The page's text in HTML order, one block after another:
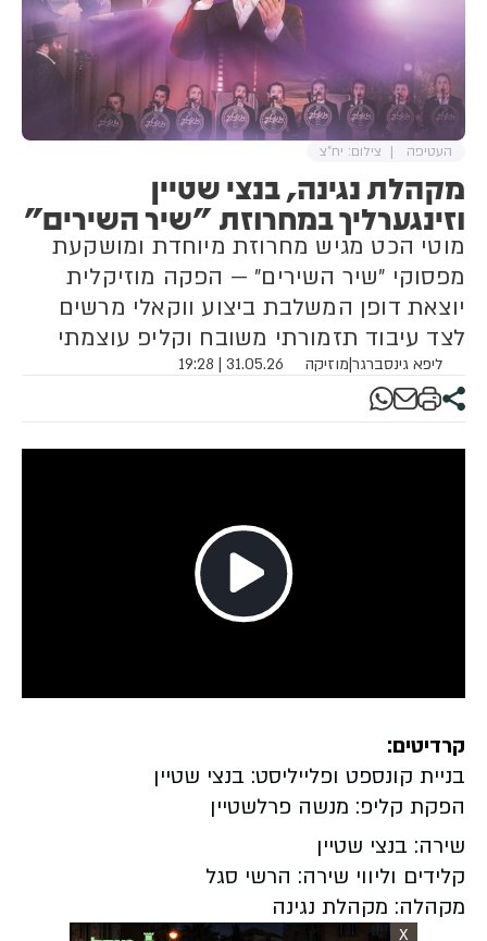
מקהלת נגינה, בנצי שטיין
וזינגערליך במחרוזת "שיר השירים"
מוטי הכט מגיש מחרוזת מיוחדת ומושקעת
מפסוקי ״שיר השירים״ — הפקה מוזיקלית
יוצאת דופן המשלבת ביצוע ווקאלי מרשים
לצד עיבוד תזמורתי משובח וקליפ עוצמתי
ליפא גינסברגר|מוזיקה 31.05.26 | 19:28
העטיפה צילום: יח"צ
Play
Videoקרדיטים:
בניית קונספט ופלייליסט: בנצי שטיין
הפקת קליפ: מנשה פרלשטיין
שירה: בנצי שטיין
קלידים וליווי שירה: הרשי סגל
מקהלה: מקהלת נגינה
X